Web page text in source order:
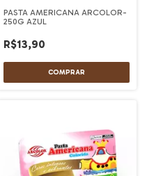
PASTA AMERICANA ARCOLOR-
250G AZUL
R$13,90